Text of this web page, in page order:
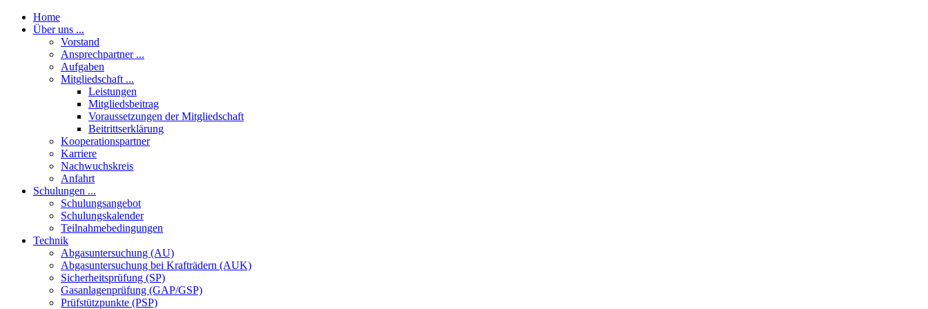
Home
Über uns ...
Vorstand
Ansprechpartner ...
Aufgaben
Mitgliedschaft ...
Leistungen
Mitgliedsbeitrag
Voraussetzungen der Mitgliedschaft
Beitrittserklärung
Kooperationspartner
Karriere
Nachwuchskreis
Anfahrt
Schulungen ...
Schulungsangebot
Schulungskalender
Teilnahmebedingungen
Technik
Abgasuntersuchung (AU)
Abgasuntersuchung bei Krafträdern (AUK)
Sicherheitsprüfung (SP)
Gasanlagenprüfung (GAP/GSP)
Prüfstützpunkte (PSP)